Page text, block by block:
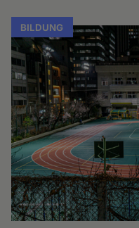
BILDUNG